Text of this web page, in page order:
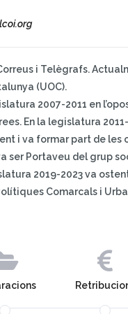
i Telègrafs.
(UOC).
2007-2011 en
En la legislatura
i va formar part de les
ser Portaveu del grup
2019-2023 va
Comarcals i